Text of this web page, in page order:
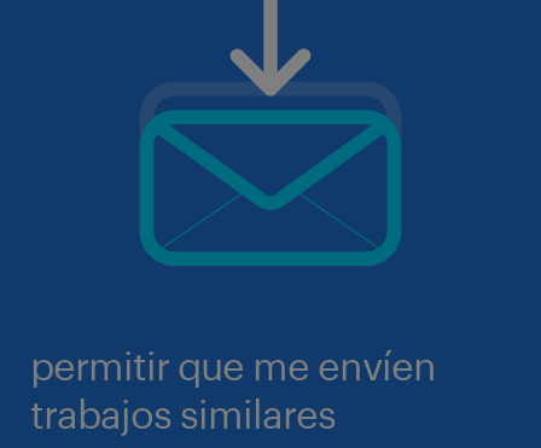
permitir que me envíen
trabajos similares